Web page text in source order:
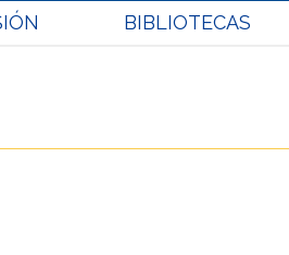
Cs. Sociales
BIBLIOTECAS